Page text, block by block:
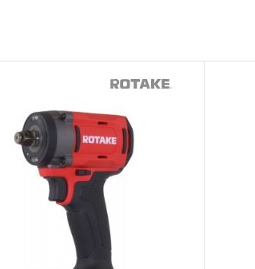
(ключи гаечные трещоточные, рукоятки
распространяется ограниченный срок
3.4.2 На измерительный и
манометры, компрессометры, тестеры,
ключи, усилители крутящего момента и
ограниченный срок гарантии в
предусмотрен изготовителем
зависит от интенсивности эксплуатации
3.4.3 На группы шарнирно-губцевого